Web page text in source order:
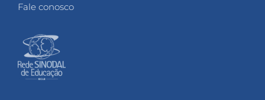
Fale conosco